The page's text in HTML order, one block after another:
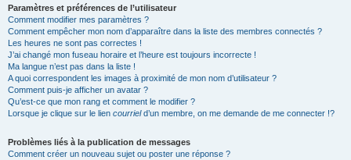
Paramètres et préférences de l’utilisateur
Comment modifier mes paramètres ?
Comment empêcher mon nom d’apparaître dans la liste des membres connectés ?
Les heures ne sont pas correctes !
J’ai changé mon fuseau horaire et l’heure est toujours incorrecte !
Ma langue n’est pas dans la liste !
A quoi correspondent les images à proximité de mon nom d’utilisateur ?
Comment puis-je afficher un avatar ?
Qu’est-ce que mon rang et comment le modifier ?
Lorsque je clique sur le lien courrield’un membre, on me demande de me connecter !?
Problèmes liés à la publication de messages
Comment créer un nouveau sujet ou poster une réponse ?